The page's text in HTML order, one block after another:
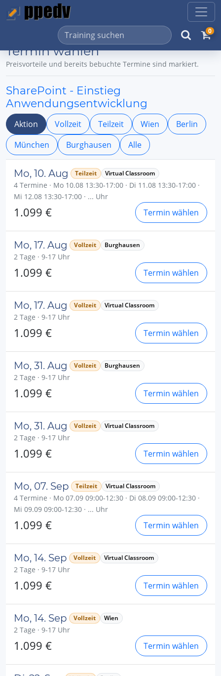
0
Termin wählen
Preisvorteile und bereits bebuchte Termine sind markiert.
SharePoint - Einstieg
Anwendungsentwicklung
Aktion Vollzeit Teilzeit Wien
Berlin
München
Burghausen Alle
Mo, 10. Aug Teilzeit Virtual Classroom
4 Termine · Mo 10.08 13:30-17:00 · Di 11.08 13:30-17:00 ·
Mi 12.08 13:30-17:00 · ... Uhr
1.099 € Termin wählen
Mo, 17. Aug Vollzeit Burghausen
2 Tage · 9-17 Uhr
1.099 € Termin wählen
Mo, 17. Aug Vollzeit Virtual Classroom
2 Tage · 9-17 Uhr
1.099 € Termin wählen
Mo, 31. Aug Vollzeit Burghausen
2 Tage · 9-17 Uhr
1.099 € Termin wählen
Mo, 31. Aug Vollzeit Virtual Classroom
2 Tage · 9-17 Uhr
1.099 € Termin wählen
Mo, 07. Sep Teilzeit Virtual Classroom
4 Termine · Mo 07.09 09:00-12:30 · Di 08.09 09:00-12:30 ·
Mi 09.09 09:00-12:30 · ... Uhr
1.099 € Termin wählen
Mo, 14. Sep Vollzeit Virtual Classroom
2 Tage · 9-17 Uhr
1.099 € Termin wählen
Mo, 14. Sep Vollzeit Wien
2 Tage · 9-17 Uhr
1.099 € Termin wählen